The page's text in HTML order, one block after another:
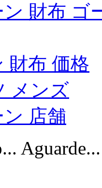
財布 ゴ
財布 価格
メンズ
店舗
Aguarde...